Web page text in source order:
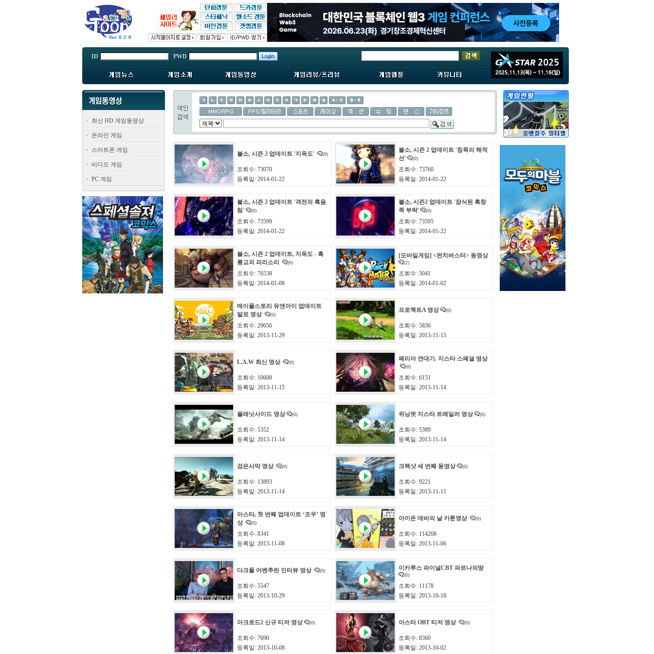
ID PWD
최신 HD 게임동영상
온라인 게임
스마트폰 게임
비디오 게임
PC 게임
블소, 시즌 2 업데이트 '지옥도' (0)
조회수: 73070
등록일: 2014-01-22
블소, 시즌 2 업데이트 '침묵의 해적
선'
(0)
조회수: 73760
등록일: 2014-01-22
블소, 시즌 2 업데이트 '격전의 흑음
림'
(0)
조회수: 73599
등록일: 2014-01-22
블소, 시즌2 업데이트 '잠식된 흑창
족 부락'
(0)
조회수: 73595
등록일: 2014-01-22
블소, 시즌 2 업데이트, 지옥도 - 흑
룡교의 피리소리
(0)
조회수: 76538
등록일: 2014-01-08
[모바일게임] <펀치버스터> 동영상
(2)
조회수: 5041
등록일: 2014-01-02
메이플스토리 유앤아이 업데이트
발표 영상
(0)
조회수: 29656
등록일: 2013-11-29
프로젝트A 영상 (0)
조회수: 5836
등록일: 2013-11-15
L.A.W 최신 영상 (0)
조회수: 10608
등록일: 2013-11-15
페리아 연대기. 지스타 스페셜 영상
(0)
조회수: 6151
등록일: 2013-11-14
플래닛사이드 영상 (0)
조회수: 5352
등록일: 2013-11-14
위닝펏 지스타 트레일러 영상 (0)
조회수: 5389
등록일: 2013-11-14
검은사막 영상 (0)
조회수: 13893
등록일: 2013-11-14
크랙샷 세 번째 동영상 (0)
조회수: 9221
등록일: 2013-11-11
아스타, 첫 번째 업데이트 ‘조우’ 영
상
(0)
조회수: 8341
등록일: 2013-11-08
아이온 데바의 날 카툰영상 (0)
조회수: 114268
등록일: 2013-11-06
다크폴 어벤추린 인터뷰 영상 (0)
조회수: 5547
등록일: 2013-10-29
이카루스 파이널CBT 파르나의땅
(0)
조회수: 11178
등록일: 2013-10-18
아크로드2 신규 티저 영상 (0)
조회수: 7690
등록일: 2013-10-08
아스타 OBT 티저 영상 (0)
조회수: 8360
등록일: 2013-10-02